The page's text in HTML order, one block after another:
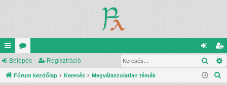
yo
rs
ór
u
el
ép
eg
is
Belépés Regisztráció
Fórum kezdőlap Keresés Megválaszolatlan témák